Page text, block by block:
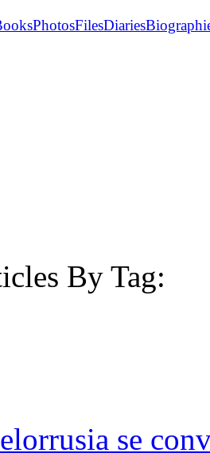
PhotosFilesDiaries
By Tag:
se